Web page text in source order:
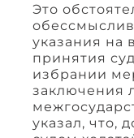
Это
указания на
принятия
избрании
заключения
указал, что,